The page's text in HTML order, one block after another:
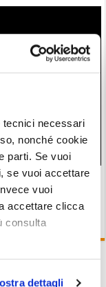
necessari
nonché cookie
parti. Se vuoi
se vuoi accettare
vuoi
accettare clicca
consulta
dettagli
Francia